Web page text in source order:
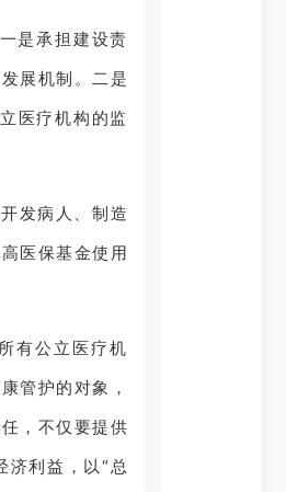
是承担建设责
展机制。二是
医疗机构的监
发病人、制造
医保基金使用
有公立医疗机
管护的对象，
，不仅要提供
利益，以“总